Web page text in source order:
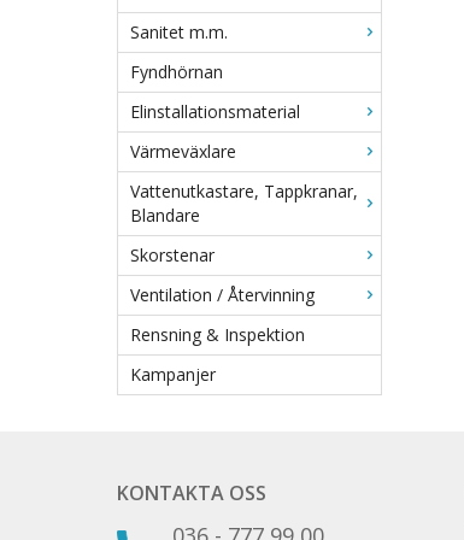
Sanitet m.m.
Fyndhörnan
Elinstallationsmaterial
Värmeväxlare
Vattenutkastare, Tappkranar,
Blandare
Skorstenar
Ventilation / Återvinning
Rensning & Inspektion
Kampanjer
KONTAKTA OSS